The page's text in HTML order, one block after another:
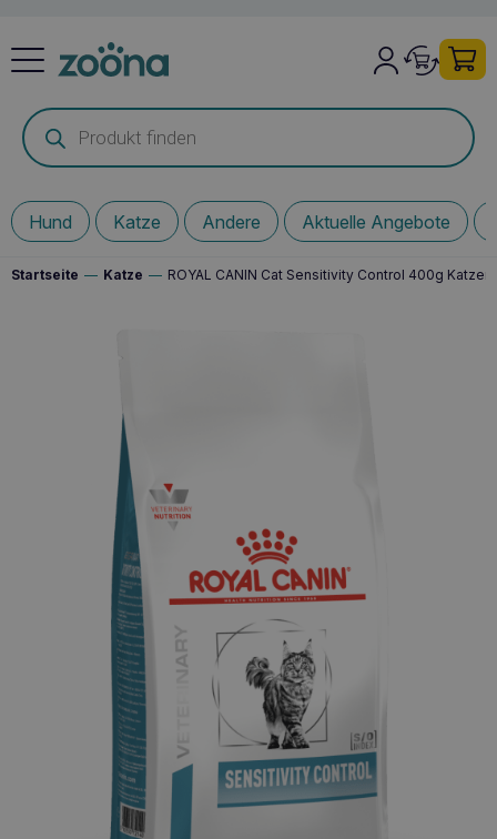
Products
search
Hund Katze Andere Aktuelle Angebote
Startseite — Katze — ROYAL CANIN Cat Sensitivity Control 400g